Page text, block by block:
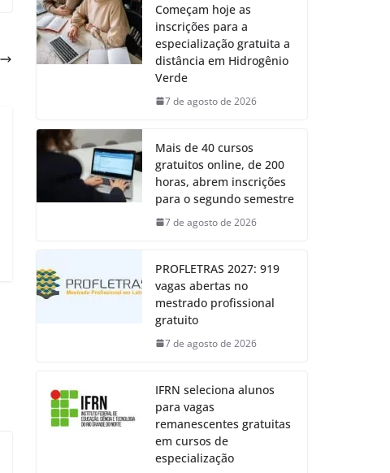
Começam hoje as
inscrições para a
especialização gratuita a
distância em Hidrogênio
Verde
7 de agosto de 2026
Mais de 40 cursos
gratuitos online, de 200
horas, abrem inscrições
para o segundo semestre
7 de agosto de 2026
PROFLETRAS 2027: 919
vagas abertas no
mestrado profissional
gratuito
7 de agosto de 2026
IFRN seleciona alunos
para vagas
remanescentes gratuitas
em cursos de
especialização